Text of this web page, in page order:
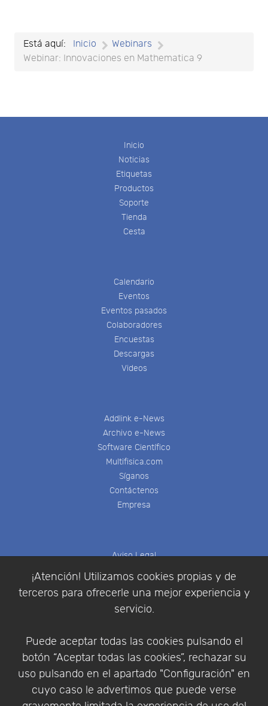
¡Atención! Utilizamos cookies propias y de
terceros para ofrecerle una mejor experiencia y
servicio.
Puede aceptar todas las cookies pulsando el
botón “Aceptar todas las cookies”, rechazar su
uso pulsando en el apartado "Configuración" en
cuyo caso le advertimos que puede verse
Está aquí: Inicio
Webinars
Webinar: Innovaciones en Mathematica 9
Inicio
Noticias
Etiquetas
Productos
Soporte
Tienda
Cesta
Calendario
Eventos
Eventos pasados
Colaboradores
Encuestas
Descargas
Videos
Addlink e-News
Archivo e-News
Software Científico
Multifisica.com
Síganos
Contáctenos
Empresa
Aviso Legal
Condiciones de compra
Identificarse